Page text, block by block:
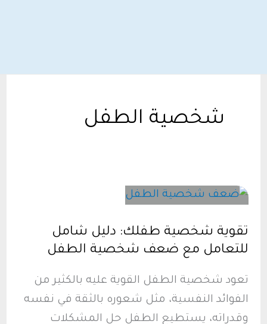
شخصية الطفل
تقوية شخصية طفلك: دليل شامل
للتعامل مع ضعف شخصية الطفل
تعود شخصية الطفل القوية عليه بالكثير من
الفوائد النفسية، مثل شعوره بالثقة في نفسه
وقدراته، يستطيع الطفل حل المشكلات